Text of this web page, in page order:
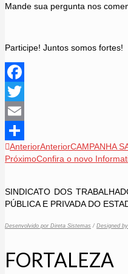
Mande sua pergunta nos
Participe! Juntos somos fortes!
Facebook
Twitter
Email
Share
AnteriorAnteriorCAMPANHA
PróximoConfira o novo
SINDICATO DOS
PÚBLICA E PRIVADA DO
Desenvolvido por Direta Sistemas / Designed
FORTALEZA